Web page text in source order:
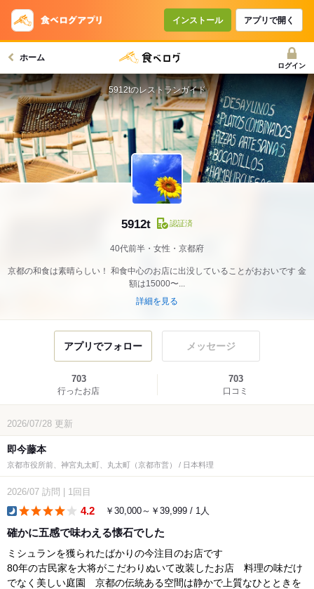
インストール アプリで開く
ホーム
ログイン
5912t 認証済
40代前半・女性・京都府
京都の和食は素晴らしい！ 和食中心のお店に出没していることがおおいです 金
額は15000〜...
詳細を見る
5912tのレストランガイド
アプリでフォロー メッセージ
703
行ったお店
703
口コミ
2026/07/28 更新
即今藤本
京都市役所前、神宮丸太町、丸太町（京都市営） / 日本料理
2026/07 訪問 1回目
4.2 ￥30,000～￥39,999 / 1人
確かに五感で味わえる懐石でした
ミシュランを獲られたばかりの今注目のお店です
80年の古民家を大将がこだわりぬいて改装したお店 料理の味だけ
でなく美しい庭園 京都の伝統ある空間は静かで上質なひとときを